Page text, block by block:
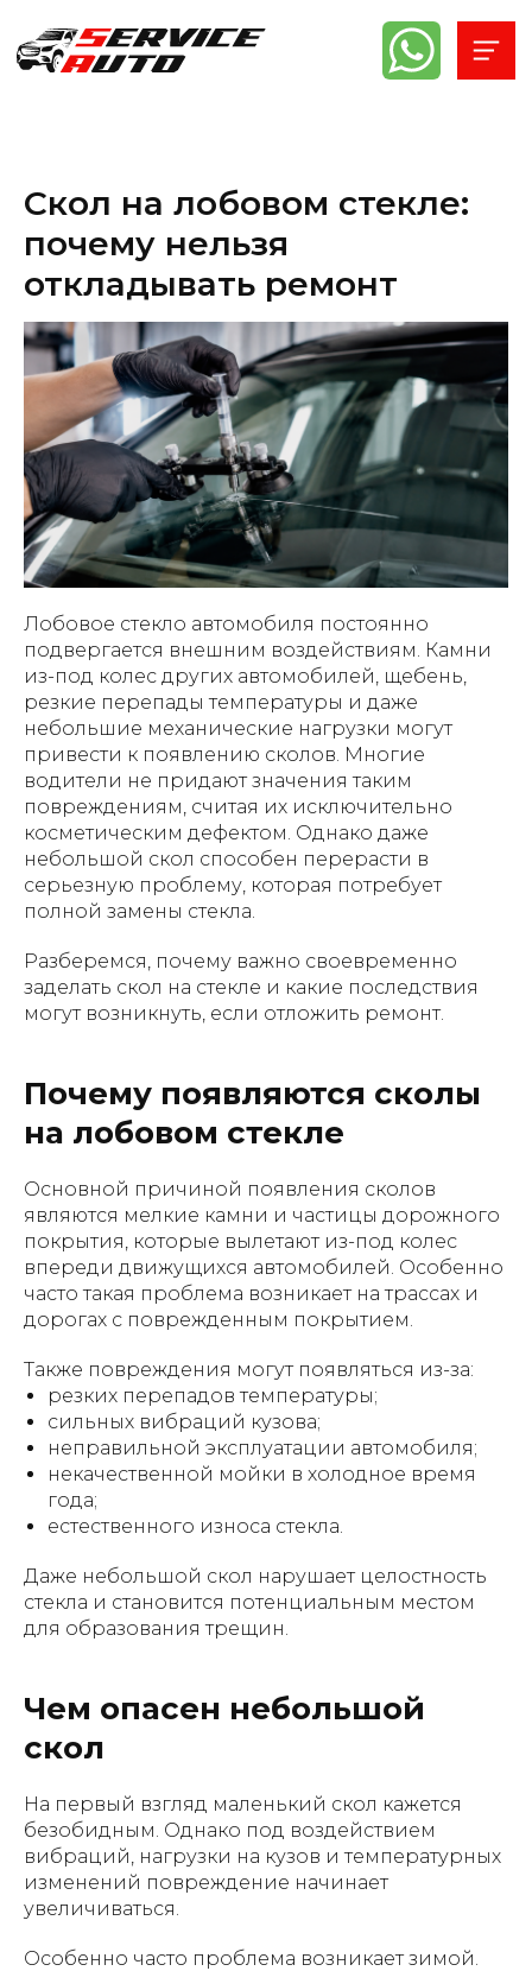
Скол на лобовом стекле:
почему нельзя
откладывать ремонт
Лобовое стекло автомобиля постоянно
подвергается внешним воздействиям. Камни
из-под колес других автомобилей, щебень,
резкие перепады температуры и даже
небольшие механические нагрузки могут
привести к появлению сколов. Многие
водители не придают значения таким
повреждениям, считая их исключительно
косметическим дефектом. Однако даже
небольшой скол способен перерасти в
серьезную проблему, которая потребует
полной замены стекла.
Разберемся, почему важно своевременно
заделать скол на стекле и какие последствия
могут возникнуть, если отложить ремонт.
Почему появляются сколы
на лобовом стекле
Основной причиной появления сколов
являются мелкие камни и частицы дорожного
покрытия, которые вылетают из-под колес
впереди движущихся автомобилей. Особенно
часто такая проблема возникает на трассах и
дорогах с поврежденным покрытием.
Также повреждения могут появляться из-за:
резких перепадов температуры;
сильных вибраций кузова;
неправильной эксплуатации автомобиля;
некачественной мойки в холодное время
года;
естественного износа стекла.
Даже небольшой скол нарушает целостность
стекла и становится потенциальным местом
для образования трещин.
Чем опасен небольшой
скол
На первый взгляд маленький скол кажется
безобидным. Однако под воздействием
вибраций, нагрузки на кузов и температурных
изменений повреждение начинает
увеличиваться.
Особенно часто проблема возникает зимой.